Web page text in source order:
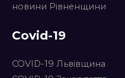
новини Рівненщини
Covid-19
COVID-19 Львівщина